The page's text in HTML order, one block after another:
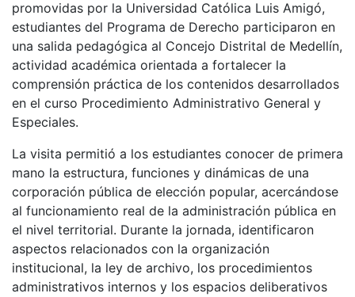
promovidas por la Universidad Católica Luis Amigó,
estudiantes del Programa de Derecho participaron en
una salida pedagógica al Concejo Distrital de Medellín,
actividad académica orientada a fortalecer la
comprensión práctica de los contenidos desarrollados
en el curso Procedimiento Administrativo General y
Especiales.
La visita permitió a los estudiantes conocer de primera
mano la estructura, funciones y dinámicas de una
corporación pública de elección popular, acercándose
al funcionamiento real de la administración pública en
el nivel territorial. Durante la jornada, identificaron
aspectos relacionados con la organización
institucional, la ley de archivo, los procedimientos
administrativos internos y los espacios deliberativos